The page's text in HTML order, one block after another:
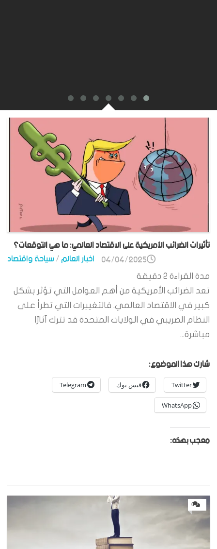
تأثيرات الضرائب الأمريكية على الاقتصاد العالمي: ما هي التوقعات؟
اخبار العالم/سياحة واقتصاد 04/04/2025
مدة القراءة 2 دقيقة
تعد الضرائب الأمريكية من أهم العوامل التي تؤثر بشكل
كبير في الاقتصاد العالمي. فالتغييرات التي تطرأ على
النظام الضريبي في الولايات المتحدة قد تترك آثارًا
مباشرة...
شارك هذا الموضوع:
Twitter فيس بوك Telegram
WhatsApp
معجب بهذه:
0